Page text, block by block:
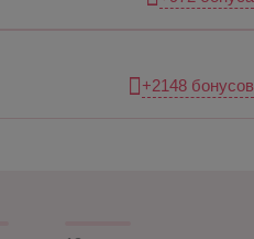
+2148 бонусов